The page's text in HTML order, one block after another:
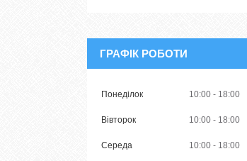
ГРАФІК РОБОТИ
Понеділок 10:00 18:00
Вівторок 10:00 18:00
Середа 10:00 18:00